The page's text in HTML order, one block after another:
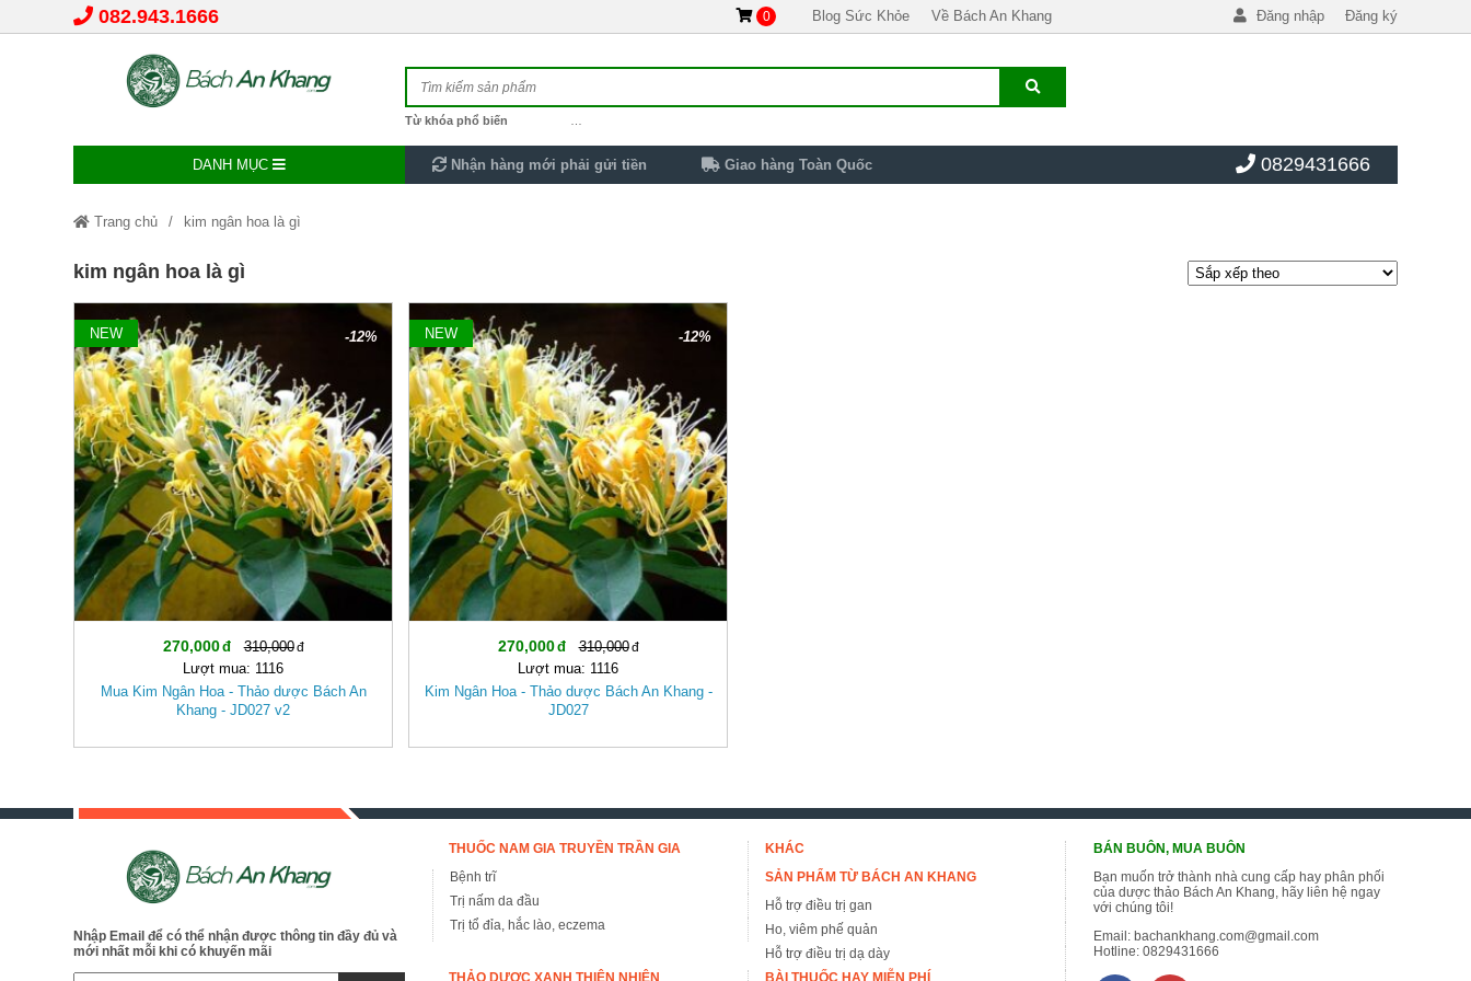
082.943.1666 0 Blog Sức Khỏe Về Bách An Khang Đăng nhập Đăng ký
Từ khóa phổ biến
DANH MỤC Nhận hàng mới phải gửi tiền Giao hàng Toàn Quốc 0829431666
Trang chủ kim ngân hoa là gì
kim ngân hoa là gì
-12%
NEW
270,000
310,000
Lượt mua: 1116
Mua Kim Ngân Hoa - Thảo dược Bách An
Khang - JD027 v2
-12%
NEW
270,000
310,000
Lượt mua: 1116
Kim Ngân Hoa - Thảo dược Bách An Khang -
JD027
Nhập Email để có thể nhận được thông tin đầy đủ và
mới nhất mỗi khi có khuyến mãi
THUỐC NAM GIA TRUYỀN TRẦN GIA
Bệnh trĩ
Trị nấm da đầu
Trị tổ đỉa, hắc lào, eczema
KHÁC
SẢN PHẨM TỪ BÁCH AN KHANG
Hỗ trợ điều trị gan
Ho, viêm phế quản
Hỗ trợ điều trị dạ dày
THẢO DƯỢC XANH THIÊN NHIÊN
BÀI THUỐC HAY MIỄN PHÍ
BÁN BUÔN, MUA BUÔN
Bạn muốn trở thành nhà cung cấp hay phân phối
của dược thảo Bách An Khang, hãy liên hệ ngay
với chúng tôi!
Email:bachankhang.com@gmail.com
Hotline:0829431666